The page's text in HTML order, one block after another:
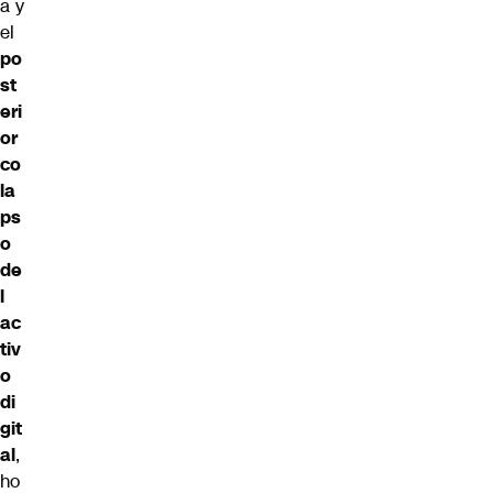
a y
el
po
st
eri
or
co
la
ps
o
de
l
ac
tiv
o
di
git
al,
ho